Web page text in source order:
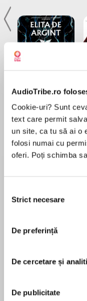
AudioTribe.ro
Cookie-uri? Sunt
text care permit
un site, ca tu să ai o
folosi numai cu
oferi. Poți schimba
consimțământului
Strict necesare
De preferință
De cercetare și
De publicitate
de...
Dani Francis
Desprecarte
A classic
Poirot recounts
wealthy French
from the Belgian
poisoned. She
the house as a
În acest
Agatha